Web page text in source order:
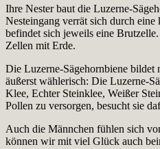
Ihre Nester baut die Luzerne-
Nesteingang verrät sich durch
befindet sich jeweils eine
Zellen mit Erde.
Die Luzerne-Sägehornbiene bildet
äußerst wählerisch: Die Luzerne-
Klee, Echter Steinklee, Weißer
Pollen zu versorgen, besucht sie
Auch die Männchen fühlen sich
können wir mit viel Glück auch